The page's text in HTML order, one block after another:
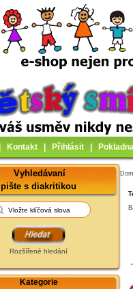
Kontakt Přihlásit
Vyhledávaní
pište s diakritikou
Rozšířené hledání
Kategorie